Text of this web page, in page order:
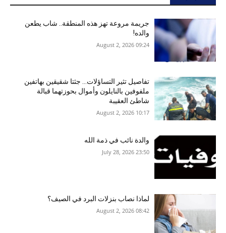
جريمة مروعة تهز هذه المنطقة.. شاب يطعن
والده!
09:24 2026 ,August 2
تفاصيل تثير التساؤلات… جثتا شقيقين بهاتفين
ملفوفين بالنايلون وأموال بحوزتهما قبالة
شاطئ العقيبة
10:17 2026 ,August 2
والدة نائب في ذمة الله
23:50 2026 ,July 28
لماذا نصاب بنزلات البرد في الصيف؟
08:42 2026 ,August 2